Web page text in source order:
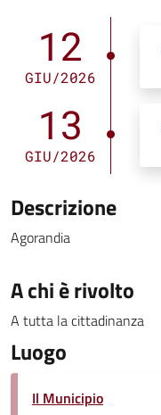
12
GIU/2026
13
GIU/2026
Descrizione
Agorandia
A chi è rivolto
A tutta la cittadinanza
Luogo
Il Municipio